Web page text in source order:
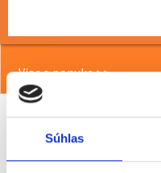
Súhlas
Viac o ponuke >>